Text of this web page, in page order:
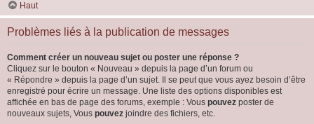
Haut
Problèmes liés à la publication de messages
Comment créer un nouveau sujet ou poster une réponse ?
Cliquez sur le bouton « Nouveau » depuis la page d’un forum ou
« Répondre » depuis la page d’un sujet. Il se peut que vous ayez besoin d’être
enregistré pour écrire un message. Une liste des options disponibles est
affichée en bas de page des forums, exemple : Vous pouvez poster de
nouveaux sujets, Vous pouvez joindre des fichiers, etc.